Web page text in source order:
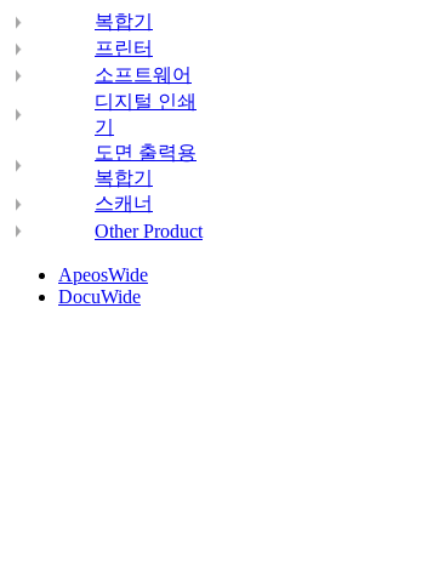
복합기
프린터
소프트웨어
디지털 인쇄
기
도면 출력용
복합기
스캐너
Other Product
ApeosWide
DocuWide